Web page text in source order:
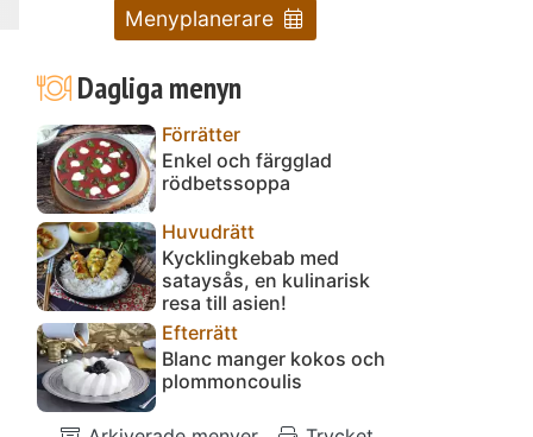
Menyplanerare
Dagliga menyn
Förrätter
Enkel och färgglad
rödbetssoppa
Huvudrätt
Kycklingkebab med
sataysås, en kulinarisk
resa till asien!
Efterrätt
Blanc manger kokos och
plommoncoulis